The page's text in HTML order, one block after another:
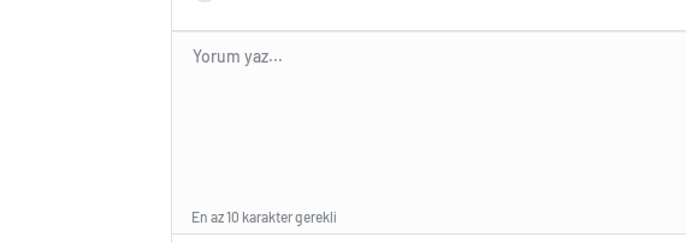
En az 10 karakter gerekli